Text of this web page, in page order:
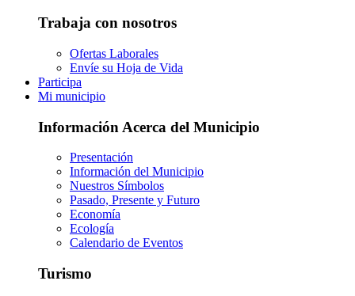
Trabaja con nosotros
Ofertas Laborales
Envíe su Hoja de Vida
Participa
Mi municipio
Información Acerca del Municipio
Presentación
Información del Municipio
Nuestros Símbolos
Pasado, Presente y Futuro
Economía
Ecología
Calendario de Eventos
Turismo